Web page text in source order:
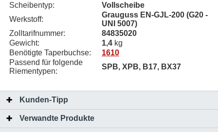
Scheibentyp:
Vollscheibe
Werkstoff:
Grauguss EN-GJL-200 (G20 -
UNI 5007)
Zolltarifnummer:
84835020
Gewicht:
1,4 kg
Benötigte Taperbuchse:
1610
Passend für folgende
Riementypen:
SPB, XPB, B17, BX37
Kunden-Tipp
Verwandte Produkte